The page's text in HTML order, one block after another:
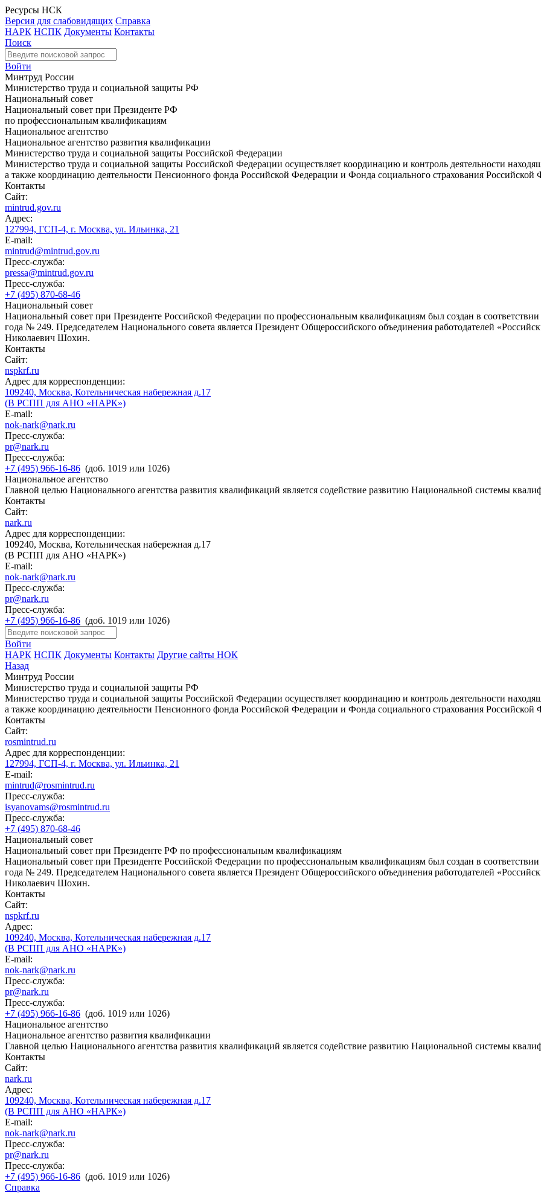
Ресурсы НСК
Версия для слабовидящих Справка
НАРК НСПК Документы Контакты
Поиск
Войти
Минтруд России
Министерство труда и социальной защиты РФ
Национальный совет
Национальный совет при Президенте РФ
по профессиональным квалификациям
Национальное агентство
Национальное агентство развития квалификации
Министерство труда и социальной защиты Российской Федерации
Министерство труда и социальной защиты Российской Федерации осуществляет координацию и контроль деятельности
а также координацию деятельности Пенсионного фонда Российской Федерации и Фонда социального страхования Российской
Контакты
Сайт:
mintrud.gov.ru
Адрес:
127994, ГСП-4, г. Москва, ул. Ильинка, 21
E-mail:
mintrud@mintrud.gov.ru
Пресс-служба:
pressa@mintrud.gov.ru
Пресс-служба:
+7 (495) 870-68-46
Национальный совет
Национальный совет при Президенте Российской Федерации по профессиональным квалификациям был создан в
года № 249. Председателем Национального совета является Президент Общероссийского объединения работодателей
Николаевич Шохин.
Контакты
Сайт:
nspkrf.ru
Адрес для корреспонденции:
109240, Москва, Котельническая набережная д.17
(В РСПП для АНО «НАРК»)
E-mail:
nok-nark@nark.ru
Пресс-служба:
pr@nark.ru
Пресс-служба:
+7 (495) 966-16-86 (доб. 1019 или 1026)
Национальное агентство
Главной целью Национального агентства развития квалификаций является содействие развитию Национальной системы
Контакты
Сайт:
nark.ru
Адрес для корреспонденции:
109240, Москва, Котельническая набережная д.17
(В РСПП для АНО «НАРК»)
E-mail:
nok-nark@nark.ru
Пресс-служба:
pr@nark.ru
Пресс-служба:
+7 (495) 966-16-86 (доб. 1019 или 1026)
Войти
НАРК НСПК Документы Контакты Другие сайты НОК
Назад
Минтруд России
Министерство труда и социальной защиты РФ
Министерство труда и социальной защиты Российской Федерации осуществляет координацию и контроль деятельности
а также координацию деятельности Пенсионного фонда Российской Федерации и Фонда социального страхования Российской
Контакты
Сайт:
rosmintrud.ru
Адрес для корреспонденции:
127994, ГСП-4, г. Москва, ул. Ильинка, 21
E-mail:
mintrud@rosmintrud.ru
Пресс-служба:
isyanovams@rosmintrud.ru
Пресс-служба:
+7 (495) 870-68-46
Национальный совет
Национальный совет при Президенте РФ по профессиональным квалификациям
Национальный совет при Президенте Российской Федерации по профессиональным квалификациям был создан в
года № 249. Председателем Национального совета является Президент Общероссийского объединения работодателей
Николаевич Шохин.
Контакты
Сайт:
nspkrf.ru
Адрес:
109240, Москва, Котельническая набережная д.17
(В РСПП для АНО «НАРК»)
E-mail:
nok-nark@nark.ru
Пресс-служба:
pr@nark.ru
Пресс-служба:
+7 (495) 966-16-86 (доб. 1019 или 1026)
Национальное агентство
Национальное агентство развития квалификации
Главной целью Национального агентства развития квалификаций является содействие развитию Национальной системы
Контакты
Сайт:
nark.ru
Адрес:
109240, Москва, Котельническая набережная д.17
(В РСПП для АНО «НАРК»)
E-mail:
nok-nark@nark.ru
Пресс-служба:
pr@nark.ru
Пресс-служба:
+7 (495) 966-16-86 (доб. 1019 или 1026)
Справка